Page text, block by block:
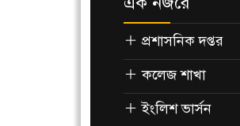
প্রশাসনিক দপ্তর
কলেজ শাখা
ইংলিশ ভার্সন